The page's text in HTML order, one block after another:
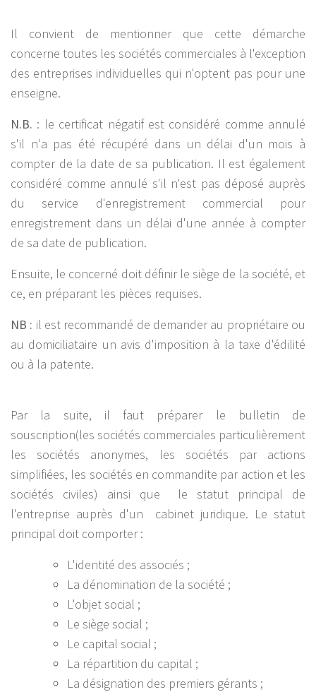
Il convient de mentionner que cette démarche
concerne toutes les sociétés commerciales à l'exception
des entreprises individuelles qui n'optent pas pour une
enseigne.
N.B. : le certificat négatif est considéré comme annulé
s'il n'a pas été récupéré dans un délai d'un mois à
compter de la date de sa publication. Il est également
considéré comme annulé s'il n'est pas déposé auprès
du service d'enregistrement commercial pour
enregistrement dans un délai d'une année à compter
de sa date de publication.
Ensuite, le concerné doit définir le siège de la société, et
ce, en préparant les pièces requises.
NB : il est recommandé de demander au propriétaire ou
au domiciliataire un avis d'imposition à la taxe d'édilité
ou à la patente.
Par la suite, il faut préparer le bulletin de
souscription(les sociétés commerciales particulièrement
les sociétés anonymes, les sociétés par actions
simplifiées, les sociétés en commandite par action et les
sociétés civiles) ainsi que le statut principal de
l'entreprise auprès d'un cabinet juridique. Le statut
principal doit comporter :
L'identité des associés ;
La dénomination de la société ;
L'objet social ;
Le siège social ;
Le capital social ;
La répartition du capital ;
La désignation des premiers gérants ;